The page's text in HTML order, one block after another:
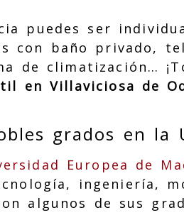
puedes ser
con baño privado,
de climatización…
en Villaviciosa de
grados en la
Europea de
ingeniería,
algunos de sus